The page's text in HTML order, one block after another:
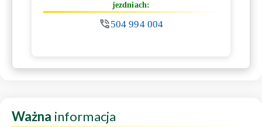
jezdniach:
504 994 004
Ważna informacja